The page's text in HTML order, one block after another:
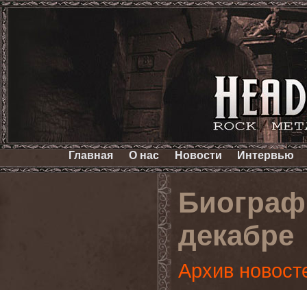
Главная О нас Новости Интервью
декабре
Архив